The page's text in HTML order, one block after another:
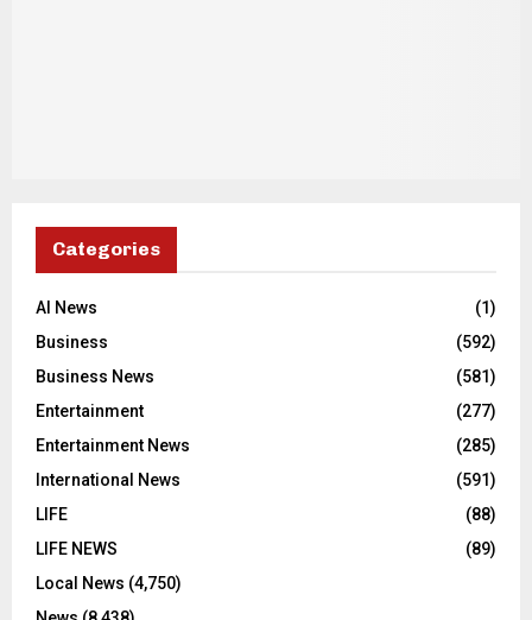
Categories
AI News
(1)
Business
(592)
Business News
(581)
Entertainment
(277)
Entertainment News
(285)
International News
(591)
LIFE
(88)
LIFE NEWS
(89)
Local News (4,750)